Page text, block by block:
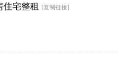
住宅整租 [复制链接]